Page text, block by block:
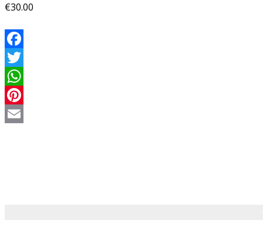
€30.00
Facebook
Twitter
WhatsApp
Pinterest